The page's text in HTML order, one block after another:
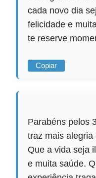
cada novo dia
felicidade e
te reserve
Copiar
Parabéns pelos
traz mais
Que a vida seja
e muita saúde.